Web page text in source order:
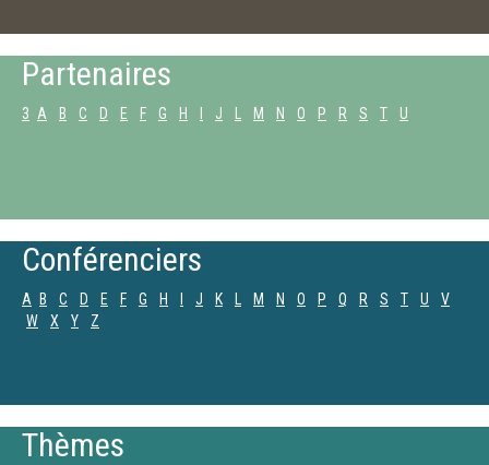
Partenaires
3 A B C D E F G H J M N O P R S T U
Conférenciers
A B C D E F G H J K M N O P Q R S T U
V
W
X Y Z
Thèmes